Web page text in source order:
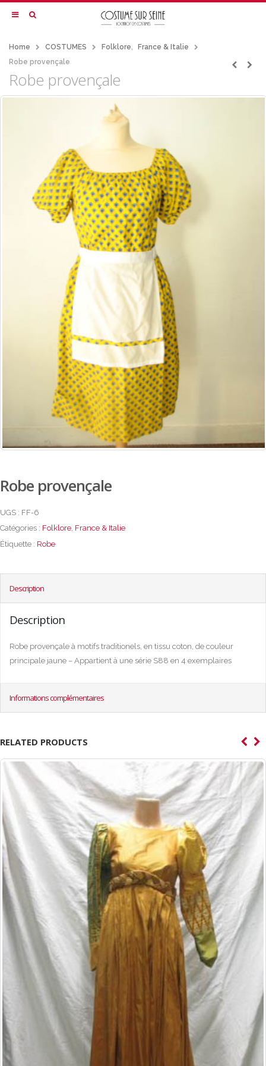
Home COSTUMES Folklore,
France & Italie
Robe provençale
Robe provençale
Robe provençale
UGS : FF-6
Catégories : Folklore, France & Italie
Étiquette : Robe
Description
Description
Robe provençale à motifs traditionels, en tissu coton, de couleur
principale jaune – Appartient à une série S88 en 4 exemplaires
Informations complémentaires
RELATED PRODUCTS